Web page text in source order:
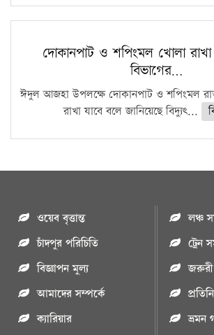
দোকানপাট ও শপিংমল খোলা রাখা
বিভাগের…
ঈদুল আজহা উপলক্ষে দোকানপাট ও শপিংমল
রাখা যাবে বলে জানিয়েছে বিদ্যুৎ...
ওয়েব বৃত্তান্ত
চাঁদপুর পরিচিতি
বিজ্ঞাপন মুল্য
আমাদের সম্পর্কে
ক্যারিয়ার
লঞ্চ
ট্রেন
ভ্রমন